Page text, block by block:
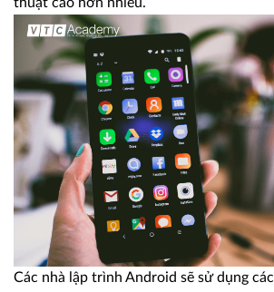
Các nhà lập trình Android sẽ sử dụng các